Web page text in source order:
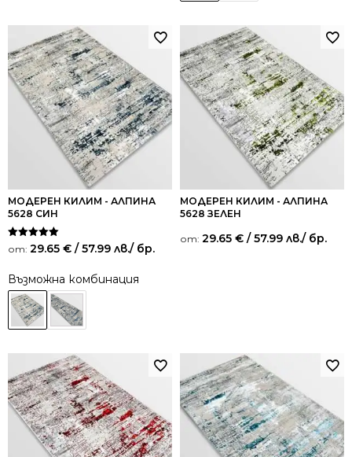
МОДЕРЕН КИЛИМ - АЛПИНА
5628 СИН
Оценено на
5.00
от: 29.65 € / 57.99 лв./ бр.
Възможна комбинация
МОДЕРЕН КИЛИМ - АЛПИНА
5628 ЗЕЛЕН
от: 29.65 € / 57.99 лв./ бр.